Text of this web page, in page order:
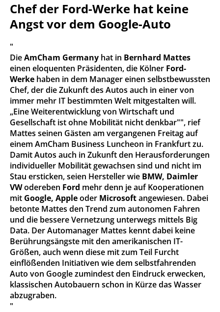
Chef der Ford-Werke hat keine
Angst vor dem Google-Auto
"
DieAmCham Germany hat in Bernhard Mattes
einen eloquenten Präsidenten, die Kölner Ford-
Werke haben in dem Manager einen selbstbewussten
Chef, der die Zukunft des Autos auch in einer von
immer mehr IT bestimmten Welt mitgestalten will.
„Eine Weiterentwicklung von Wirtschaft und
Gesellschaft ist ohne Mobilität nicht denkbar"", rief
Mattes seinen Gästen am vergangenen Freitag auf
einem AmCham Business Luncheon in Frankfurt zu.
Damit Autos auch in Zukunft den Herausforderungen
individueller Mobilität gewachsen sind und nicht im
Stau ersticken, seien Hersteller wie BMW, Daimler
VWodereben Ford mehr denn je auf Kooperationen
mit Google, Appleoder Microsoftangewiesen. Dabei
betonte Mattes den Trend zum autonomen Fahren
und die bessere Vernetzung unterwegs mittels Big
Data. Der Automanager Mattes kennt dabei keine
Berührungsängste mit den amerikanischen IT-
Größen, auch wenn diese mit zum Teil Furcht
einflößenden Initiativen wie dem selbstfahrenden
Auto von Google zumindest den Eindruck erwecken,
klassischen Autobauern schon in Kürze das Wasser
abzugraben.
"